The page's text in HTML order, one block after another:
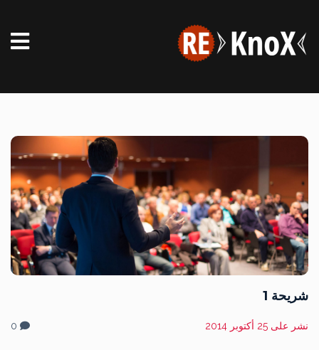
شريحة 1
نشر على 25 أكتوبر 2014 0